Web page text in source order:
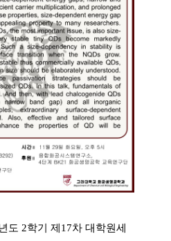
도 2학기 제17차 대학원세